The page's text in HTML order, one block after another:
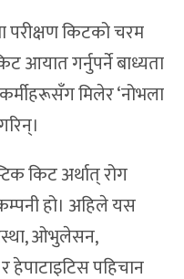
परीक्षण किटको चरम
आयात गर्नुपर्ने बाध्यता
मिलेर ‘नोभला
किट अर्थात् रोग
कम्पनी हो। अहिले यस
ओभुलेसन,
पहिचान